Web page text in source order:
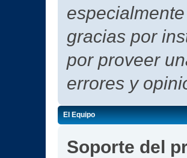
gracias por
por proveer
errores y
El Equipo
Soporte del